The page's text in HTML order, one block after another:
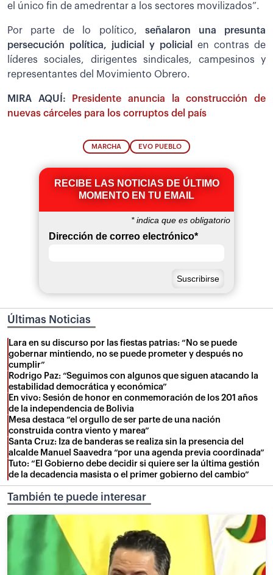
el único fin de amedrentar a los sectores movilizados”.
Por parte de lo político, señalaron una presunta
persecución política, judicial y policial en contras de
líderes sociales, dirigentes sindicales, campesinos y
representantes del Movimiento Obrero.
MIRA AQUÍ:
Presidente anuncia la construcción de
nuevas cárceles para los corruptos del país
MARCHA EVO PUEBLO
RECIBE LAS NOTICIAS DE ÚLTIMO
MOMENTO EN TU EMAIL
*indica que es obligatorio
Dirección de correo electrónico*
Últimas Noticias
Lara en su discurso por las fiestas patrias: “No se puede
gobernar mintiendo, no se puede prometer y después no
cumplir”
Rodrigo Paz: “Seguimos con algunos que siguen atacando la
estabilidad democrática y económica”
En vivo: Sesión de honor en conmemoración de los 201 años
de la independencia de Bolivia
Mesa destaca “el orgullo de ser parte de una nación
construida contra viento y marea”
Santa Cruz: Iza de banderas se realiza sin la presencia del
alcalde Manuel Saavedra “por una agenda previa coordinada”
Tuto: “El Gobierno debe decidir si quiere ser la última gestión
de la decadencia masista o el primer gobierno del cambio”
También te puede interesar